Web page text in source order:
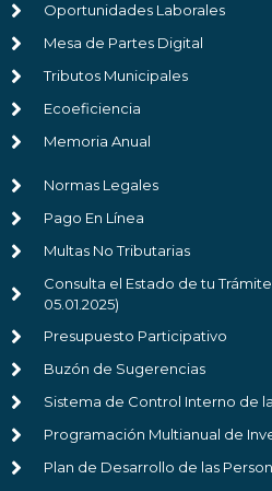
Oportunidades Laborales
Mesa de Partes Digital
Tributos Municipales
Ecoeficiencia
Memoria Anual
Normas Legales
Pago En Línea
Multas No Tributarias
Consulta el Estado de tu
05.01.2025)
Presupuesto Participativo
Buzón de Sugerencias
Sistema de Control Interno de
Programación Multianual de
Plan de Desarrollo de las